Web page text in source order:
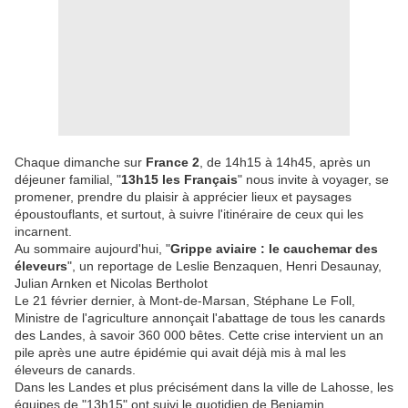
Chaque dimanche sur France 2 , de 14h15 à 14h45, après un
déjeuner familial, "13h15 les Français" nous invite à voyager, se
promener, prendre du plaisir à apprécier lieux et paysages
époustouflants, et surtout, à suivre l'itinéraire de ceux qui les
incarnent.
Au sommaire aujourd'hui, "Grippe aviaire : le cauchemar des
éleveurs", un reportage de Leslie Benzaquen, Henri Desaunay,
Julian Arnken et Nicolas Bertholot
Le 21 février dernier, à Mont-de-Marsan, Stéphane Le Foll,
Ministre de l'agriculture annonçait l'abattage de tous les canards
des Landes, à savoir 360 000 bêtes. Cette crise intervient un an
pile après une autre épidémie qui avait déjà mis à mal les
éleveurs de canards.
Dans les Landes et plus précisément dans la ville de Lahosse, les
équipes de "13h15" ont suivi le quotidien de Benjamin.